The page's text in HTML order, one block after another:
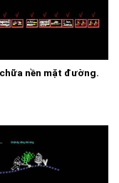
nền mặt đường.